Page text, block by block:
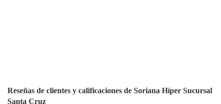
Reseñas de clientes y calificaciones de Soriana Híper Sucursal
Santa Cruz